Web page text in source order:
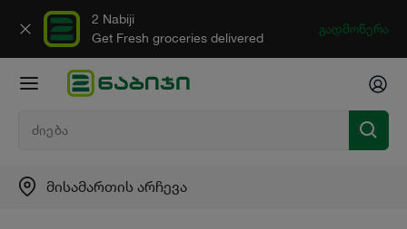
2 Nabiji
Get Fresh groceries delivered
გადმოწერა
მისამართის არჩევა